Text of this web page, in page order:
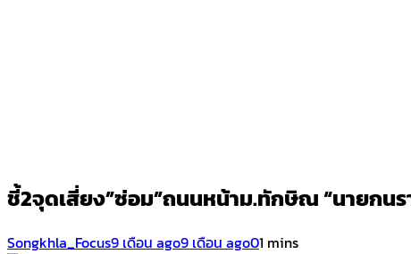
ชี้2จุดเสี่ยง”ซ่อม”ถนนหน้าม.ทักษิณ “นายกนร
Songkhla_Focus9 เดือน ago9 เดือน ago01 mins